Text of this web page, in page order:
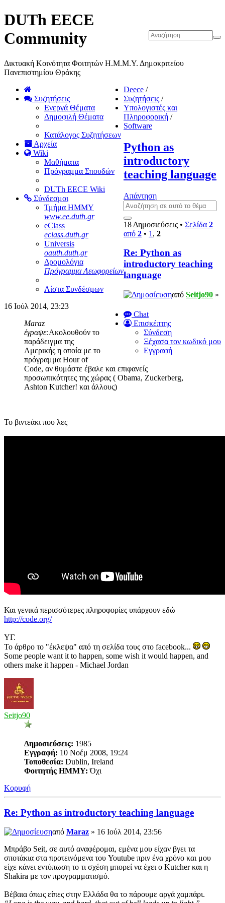
DUTh EECE
Community
Δικτυακή Κοινότητα Φοιτητών Η.Μ.Μ.Υ. Δημοκριτείου
Πανεπιστημίου Θράκης
Συζητήσεις
Ενεργά Θέματα
Δημοφιλή Θέματα
Κατάλογος Συζητήσεων
Αρχεία
Wiki
Μαθήματα
Πρόγραμμα Σπουδών
DUTh EECE Wiki
Σύνδεσμοι
Τμήμα ΗΜΜΥ
www.ee.duth.gr
eClass
eclass.duth.gr
Universis
oauth.duth.gr
Δρομολόγια
Πρόγραμμα Λεωφορείων
Λίστα Συνδέσμων
Chat
Επισκέπτης
Σύνδεση
Ξέχασα τον κωδικό μου
Εγγραφή
Deece /
Συζητήσεις /
Υπολογιστές και
Πληροφορική /
Software
Python as
introductory
teaching language
Απάντηση
18 Δημοσιεύσεις • Σελίδα 2
από 2 • 1 , 2
Re: Python as
introductory teaching
language
από Seitjo90 »
16 Ιούλ 2014, 23:23
Maraz
έγραψε:Ακολουθούν το
παράδειγμα της
Αμερικής η οποία με το
πρόγραμμα Hour of
Code, αν θυμάστε έβαλε και επιφανείς
προσωπικότητες της χώρας ( Obama, Zuckerberg,
Ashton Kutcher! και άλλους)
Το βιντεάκι που λες
Και γενικά περισσότερες πληροφορίες υπάρχουν εδώ
http://code.org/
ΥΓ.
Το άρθρο το "έκλεψα" από τη σελίδα τους στο facebook...
Some people want it to happen, some wish it would happen, and
others make it happen - Michael Jordan
Seitjo90
Δημοσιεύσεις: 1985
Εγγραφή: 10 Νοέμ 2008, 19:24
Τοποθεσία: Dublin, Ireland
Φοιτητής ΗΜΜΥ: Όχι
Κορυφή
Re: Python as introductory teaching language
από Maraz » 16 Ιούλ 2014, 23:56
Μπράβο Seit, σε αυτό αναφέρομαι, εμένα μου είχαν βγει τα
σποτάκια στα προτεινόμενα του Youtube πριν ένα χρόνο και μου
είχε κάνει εντύπωση το τι σχέση μπορεί να έχει ο Kutcher και η
Shakira με τον προγραμματισμό.
Βέβαια όπως είπες στην Ελλάδα θα το πάρουμε αργά χαμπάρι.